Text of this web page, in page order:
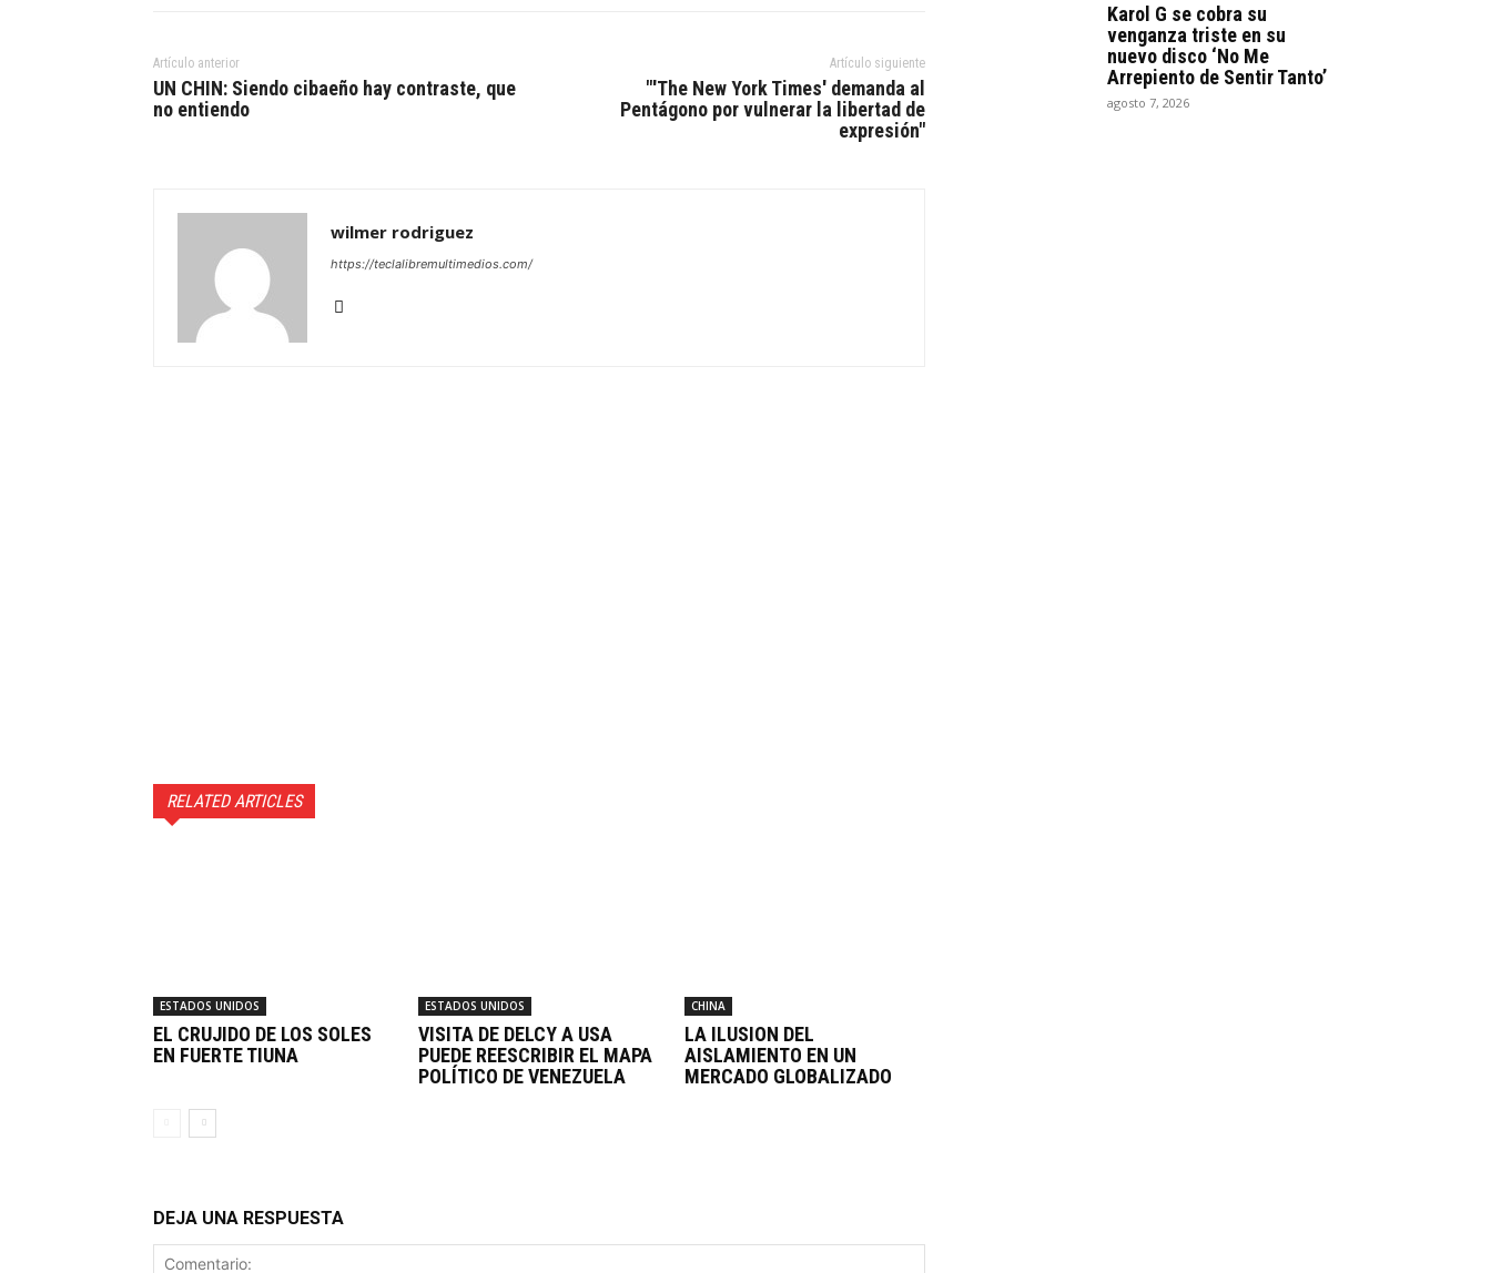
Artículo anterior
UN CHIN: Siendo cibaeño hay contraste, que
no entiendo
Artículo siguiente
"'The New York Times' demanda al
Pentágono por vulnerar la libertad de
expresión"
wilmer rodriguez
https://teclalibremultimedios.com/
RELATED ARTICLES
ESTADOS UNIDOS
EL CRUJIDO DE LOS SOLES
EN FUERTE TIUNA
ESTADOS UNIDOS
VISITA DE DELCY A USA
PUEDE REESCRIBIR EL MAPA
POLÍTICO DE VENEZUELA
CHINA
LA ILUSION DEL
AISLAMIENTO EN UN
MERCADO GLOBALIZADO
DEJA UNA RESPUESTA
Karol G se cobra su
venganza triste en su
nuevo disco ‘No Me
Arrepiento de Sentir Tanto’
agosto 7, 2026